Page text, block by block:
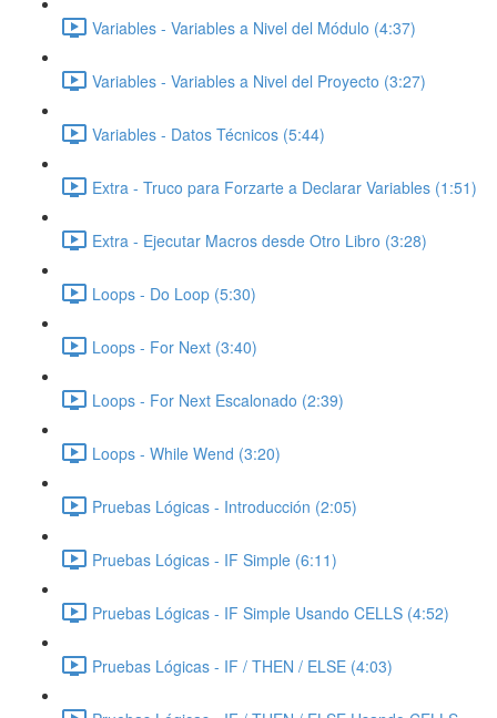
Variables - Variables a Nivel del Módulo (4:37)
Variables - Variables a Nivel del Proyecto (3:27)
Variables - Datos Técnicos (5:44)
Extra - Truco para Forzarte a Declarar Variables (1:51)
Extra - Ejecutar Macros desde Otro Libro (3:28)
Loops - Do Loop (5:30)
Loops - For Next (3:40)
Loops - For Next Escalonado (2:39)
Loops - While Wend (3:20)
Pruebas Lógicas - Introducción (2:05)
Pruebas Lógicas - IF Simple (6:11)
Pruebas Lógicas - IF Simple Usando CELLS (4:52)
Pruebas Lógicas - IF / THEN / ELSE (4:03)